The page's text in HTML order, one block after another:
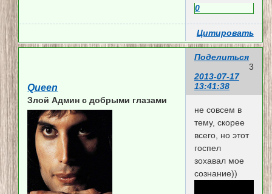
0
Цитировать
Поделиться
3
2013-07-17
13:41:38
Queen
Злой Админ c добрыми глазами
не совсем в
тему, скорее
всего, но этот
госпел
зохавал мое
сознание))